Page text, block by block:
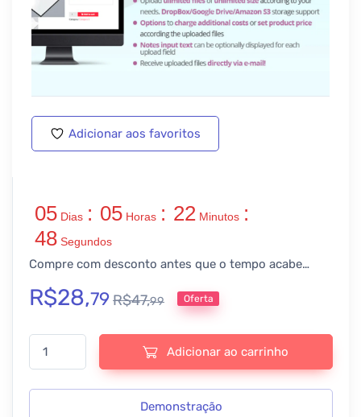
Adicionar aos favoritos
05 Dias : 05 Horas : 22 Minutos :
47 Segundos
Compre com desconto antes que o tempo acabe…
R$28,79R$47,99 Oferta
WooCommerce Upload Files - v88.3 quantidade
Adicionar ao carrinho
Demonstração